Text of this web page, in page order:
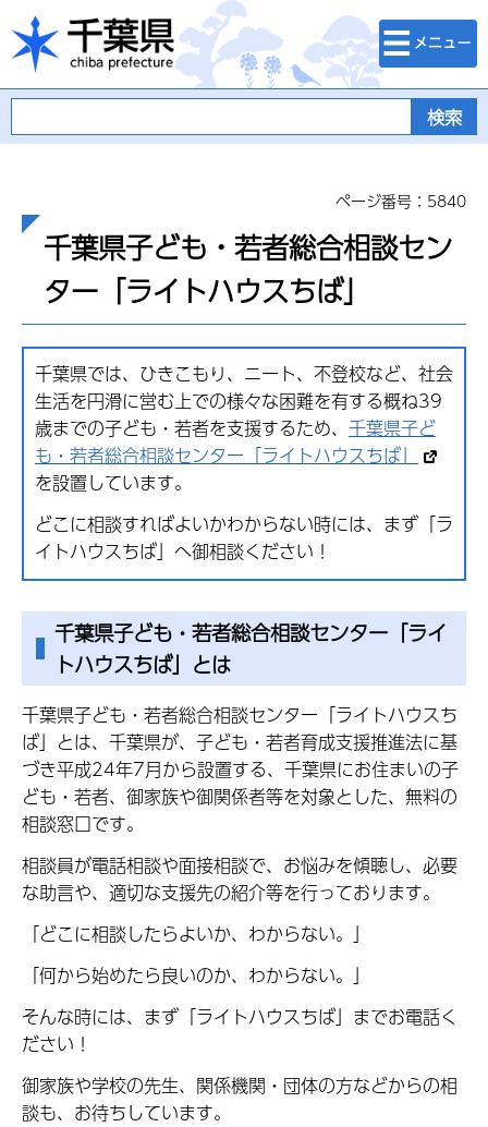
千葉県
検索・メニュ
ー
ページ番号：5840
千葉県子ども・若者総合相談セン
ター「ライトハウスちば」
千葉県では、ひきこもり、ニート、不登校など、社会
生活を円滑に営む上での様々な困難を有する概ね39
歳までの子ども・若者を支援するため、 千葉県子ど
も・若者総合相談センター「ライトハウスちば」
を設置しています。
どこに相談すればよいかわからない時には、まず「ラ
イトハウスちば」へ御相談ください！
千葉県子ども・若者総合相談センター「ライ
トハウスちば」とは
千葉県子ども・若者総合相談センター「ライトハウスち
ば」とは、千葉県が、子ども・若者育成支援推進法に基
づき平成24年7月から設置する、千葉県にお住まいの子
ども・若者、御家族や御関係者等を対象とした、無料の
相談窓口です。
相談員が電話相談や面接相談で、お悩みを傾聴し、必要
な助言や、適切な支援先の紹介等を行っております。
「どこに相談したらよいか、わからない。」
「何から始めたら良いのか、わからない。」
そんな時には、まず「ライトハウスちば」までお電話く
ださい！
御家族や学校の先生、関係機関・団体の方などからの相
談も、お待ちしています。